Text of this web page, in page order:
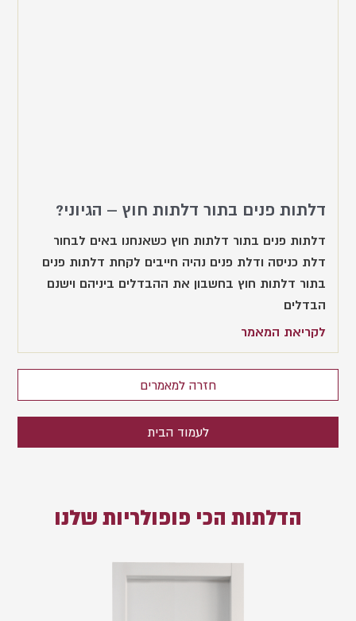
דלתות פנים בתור דלתות חוץ – הגיוני?
דלתות פנים בתור דלתות חוץ כשאנחנו באים לבחור
דלת כניסה ודלת פנים נהיה חייבים לקחת דלתות פנים
בתור דלתות חוץ בחשבון את ההבדלים ביניהם וישנם
הבדלים
לקריאת המאמר
חזרה למאמרים
לעמוד הבית
הדלתות הכי פופולריות שלנו